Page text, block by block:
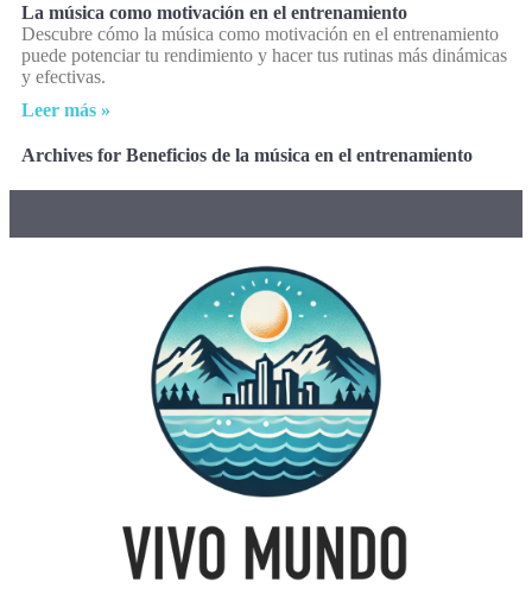
La música como motivación en el entrenamiento
Descubre cómo la música como motivación en el entrenamiento
puede potenciar tu rendimiento y hacer tus rutinas más dinámicas
y efectivas.
Leer más »
Archives for Beneficios de la música en el entrenamiento